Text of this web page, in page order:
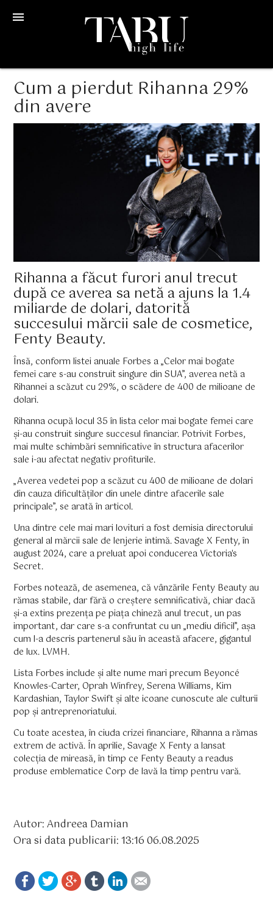
menu
Cum a pierdut Rihanna 29%
din avere
Rihanna a făcut furori anul trecut
după ce averea sa netă a ajuns la 1.4
miliarde de dolari, datorită
succesului mărcii sale de cosmetice,
Fenty Beauty.
Însă, conform listei anuale Forbes a „Celor mai bogate
femei care s-au construit singure din SUA”, averea netă a
Rihannei a scăzut cu 29%, o scădere de 400 de milioane de
dolari.
Rihanna ocupă locul 35 în lista celor mai bogate femei care
și-au construit singure succesul financiar. Potrivit Forbes,
mai multe schimbări semnificative în structura afacerilor
sale i-au afectat negativ profiturile.
„Averea vedetei pop a scăzut cu 400 de milioane de dolari
din cauza dificultăților din unele dintre afacerile sale
principale”, se arată în articol.
Una dintre cele mai mari lovituri a fost demisia directorului
general al mărcii sale de lenjerie intimă. Savage X Fenty, în
august 2024, care a preluat apoi conducerea Victoria's
Secret.
Forbes notează, de asemenea, că vânzările Fenty Beauty au
rămas stabile, dar fără o creștere semnificativă, chiar dacă
și-a extins prezența pe piața chineză anul trecut, un pas
important, dar care s-a confruntat cu un „mediu dificil”, așa
cum l-a descris partenerul său în această afacere, gigantul
de lux. LVMH.
Lista Forbes include și alte nume mari precum Beyoncé
Knowles-Carter, Oprah Winfrey, Serena Williams, Kim
Kardashian, Taylor Swift și alte icoane cunoscute ale culturii
pop și antreprenoriatului.
Cu toate acestea, în ciuda crizei financiare, Rihanna a rămas
extrem de activă. În aprilie, Savage X Fenty a lansat
colecția de mireasă, în timp ce Fenty Beauty a readus
produse emblematice Corp de lavă la timp pentru vară.
Autor: Andreea Damian
Ora si data publicarii: 13:16 06.08.2025